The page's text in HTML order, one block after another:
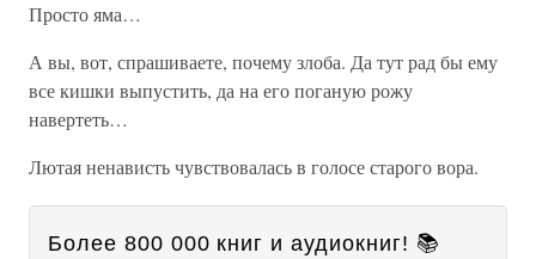
Просто яма…
А вы, вот, спрашиваете, почему злоба. Да тут рад бы ему
все кишки выпустить, да на его поганую рожу
навертеть…
Лютая ненависть чувствовалась в голосе старого вора.
Более 800 000 книг и аудиокниг! 📚